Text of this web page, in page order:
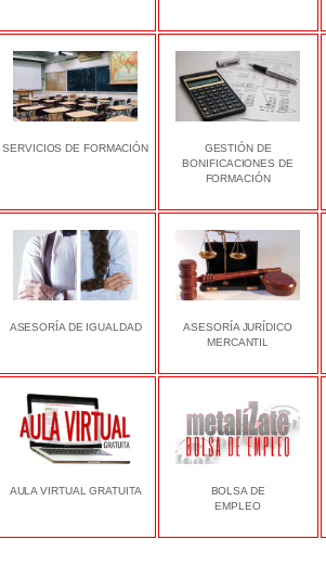
SERVICIOS DE FORMACIÓN
GESTIÓN DE
BONIFICACIONES DE
FORMACIÓN
ASESORÍA DE IGUALDAD
ASESORÍA JURÍDICO
MERCANTIL
AULA VIRTUAL GRATUITA
BOLSA DE
EMPLEO